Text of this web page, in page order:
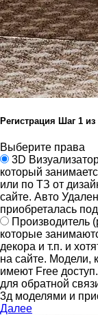
Регистрация Шаг 1 из
Выберите права
3D
который
или по ТЗ от
сайте. Авто
приобреталась
Производитель
которые
декора и т.п. и
на сайте. Модели,
имеют Free
для обратной
3д моделями и
Далее